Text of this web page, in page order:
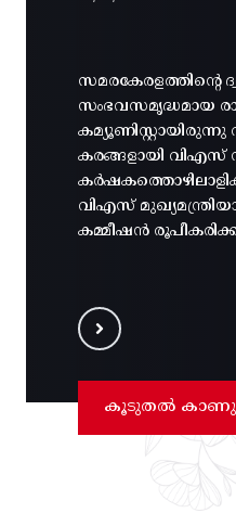
സമരകേരളത്തിൻ്റെ
സംഭവസമൃദ്ധമായ
കരങ്ങളായി വിഎസ്
വിഎസ്
കമ്മീഷൻ
കൂടുതൽ